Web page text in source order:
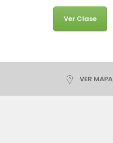
Ver Clase
VER MAPA